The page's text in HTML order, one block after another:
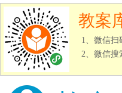
教案
1、微信扫
2、微信搜